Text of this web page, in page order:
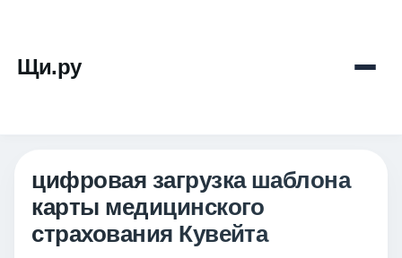
Щи.ру
цифровая загрузка шаблона
карты медицинского
страхования Кувейта